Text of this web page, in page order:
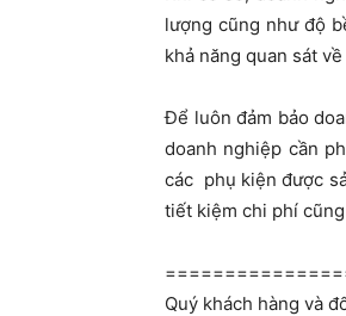
lượng cũng như độ
khả năng quan sát
Để luôn đảm bảo
doanh nghiệp cần
các phụ kiện được
tiết kiệm chi phí
Quý khách hàng và